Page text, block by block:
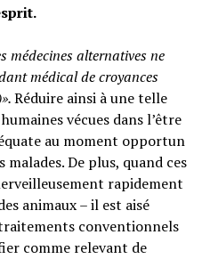
médecines alternatives ne
médical de croyances
Réduire ainsi à une telle
vécues dans l’être
au moment opportun
De plus, quand ces
rapidement
animaux – il est aisé
conventionnels
comme relevant de